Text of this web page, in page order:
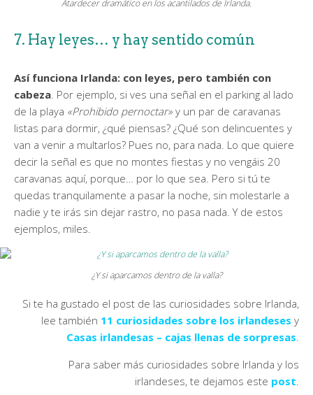
Atardecer dramático en los acantilados de Irlanda.
7. Hay leyes… y hay sentido común
Así funciona Irlanda: con leyes, pero también con
cabeza . Por ejemplo, si ves una señal en el parking al lado
de la playa «Prohibido pernoctar» y un par de caravanas
listas para dormir, ¿qué piensas? ¿Qué son delincuentes y
van a venir a multarlos? Pues no, para nada. Lo que quiere
decir la señal es que no montes fiestas y no vengáis 20
caravanas aquí, porque… por lo que sea. Pero si tú te
quedas tranquilamente a pasar la noche, sin molestarle a
nadie y te irás sin dejar rastro, no pasa nada. Y de estos
ejemplos, miles.
¿Y si aparcamos dentro de la valla?
Si te ha gustado el post de las curiosidades sobre Irlanda,
lee también 11 curiosidades sobre los irlandeses y
Casas irlandesas – cajas llenas de sorpresas
Para saber más curiosidades sobre Irlanda y los
irlandeses, te dejamos este post